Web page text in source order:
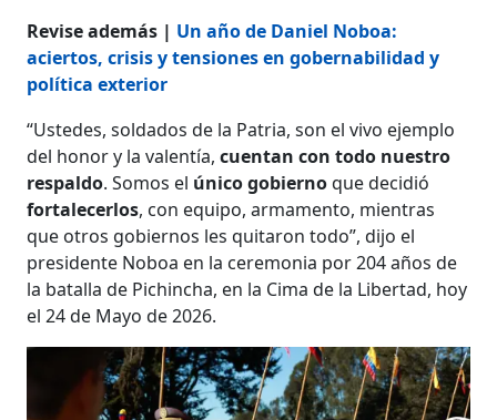
Revise además | Un año de Daniel Noboa:
aciertos, crisis y tensiones en gobernabilidad y
política exterior
“Ustedes, soldados de la Patria, son el vivo ejemplo
del honor y la valentía,cuentan con todo nuestro
respaldo. Somos el único gobiernoque decidió
fortalecerlos, con equipo, armamento, mientras
que otros gobiernos les quitaron todo”, dijo el
presidente Noboa en la ceremonia por 204 años de
la batalla de Pichincha, en la Cima de la Libertad, hoy
el 24 de Mayo de 2026.